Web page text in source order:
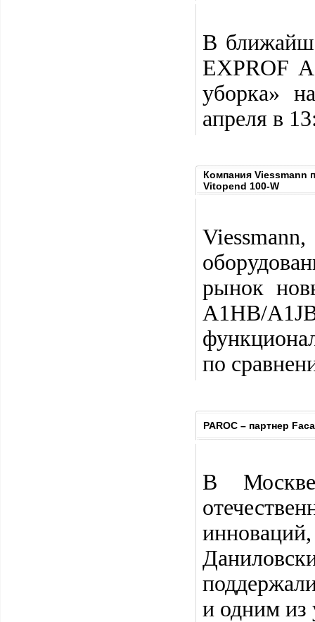
В
EXPROF
уборка»
апреля в
Компания Viessmann
Vitopend 100-W
рынок
A1HB/
по
PAROC – партнер
В
и одним из